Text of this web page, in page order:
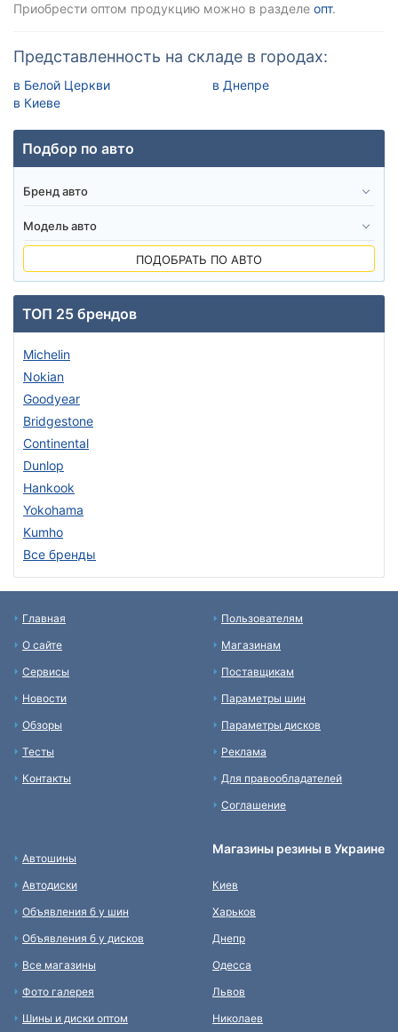
Приобрести оптом продукцию можно в разделе опт.
Представленность на складе в городах:
в Белой Церкви
в Днепре
в Киеве
Подбор по авто
ПОДОБРАТЬ ПО АВТО
ТОП 25 брендов
Michelin
Nokian
Goodyear
Bridgestone
Continental
Dunlop
Hankook
Yokohama
Kumho
Все бренды
Главная
О сайте
Сервисы
Новости
Обзоры
Тесты
Контакты
Пользователям
Магазинам
Поставщикам
Параметры шин
Параметры дисков
Реклама
Для правообладателей
Соглашение
Автошины
Автодиски
Объявления б у шин
Объявления б у дисков
Все магазины
Фото галерея
Шины и диски оптом
Магазины резины в Украине
Киев
Харьков
Днепр
Одесса
Львов
Николаев